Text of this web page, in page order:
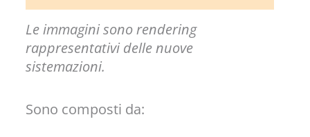
Le immagini sono rendering
rappresentativi delle nuove
sistemazioni.
Sono composti da: